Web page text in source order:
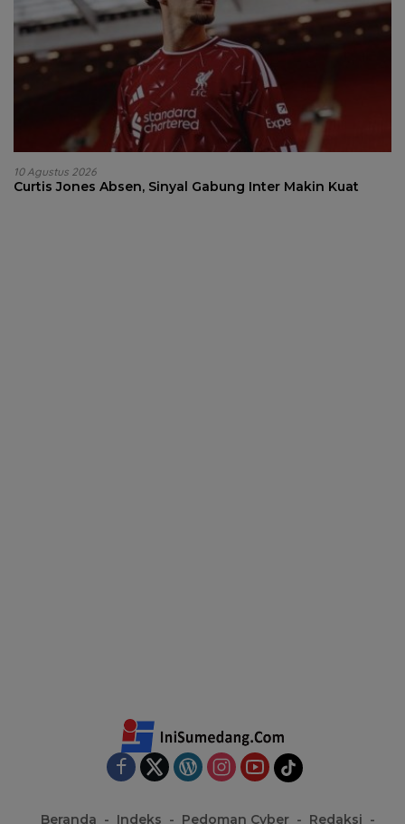
10 Agustus 2026
Curtis Jones Absen, Sinyal Gabung Inter Makin Kuat
Beranda Indeks Pedoman Cyber Redaksi